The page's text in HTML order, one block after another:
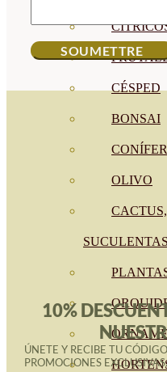
CÉSPED
BONSAI
OLIVO
SUCULENTAS
10%
ÚNETE Y RECIBE TU
PROMOCIONES